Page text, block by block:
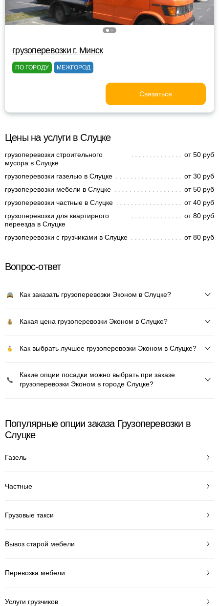
грузоперевозки г. Минск
ПО ГОРОДУ МЕЖГОРОД
Связаться
Цены на услуги в Слуцке
грузоперевозки строительного
мусора в Слуцке
от 50 руб
грузоперевозки газелью в Слуцке
от 30 руб
грузоперевозки мебели в Слуцке
от 50 руб
грузоперевозки частные в Слуцке
от 40 руб
грузоперевозки для квартирного
переезда в Слуцке
от 80 руб
грузоперевозки с грузчиками в Слуцке от 80 руб
Вопрос-ответ
Как заказать грузоперевозки Эконом в Слуцке?
Какая цена грузоперевозки Эконом в Слуцке?
Как выбрать лучшее грузоперевозки Эконом в Слуцке?
Какие опции посадки можно выбрать при заказе
грузоперевозки Эконом в городе Слуцке?
Популярные опции заказа Грузоперевозки в
Слуцке
Газель
Частные
Грузовые такси
Вывоз старой мебели
Перевозка мебели
Услуги грузчиков